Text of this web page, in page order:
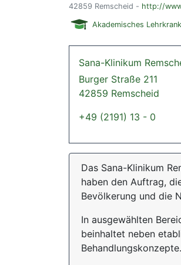
42859 Remscheid - http://
Akademisches
Sana-Klinikum
Burger Straße 211
42859 Remscheid
+49 (2191) 13 - 0
Das Sana-Klinikum
haben den Auftrag,
Bevölkerung und die
In ausgewählten
beinhaltet neben
Behandlungskonzepte.